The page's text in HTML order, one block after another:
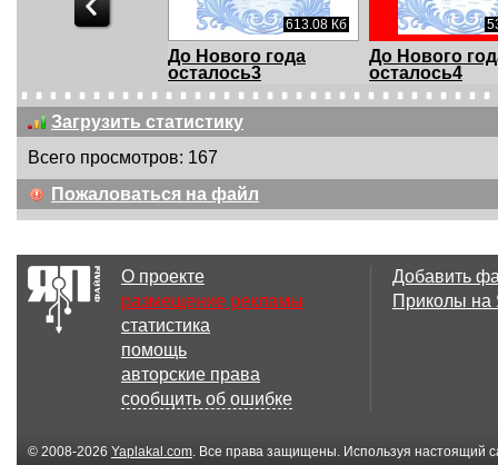
507.13 Кб 613.08 Кб
До Нового года
осталось3
До Нового
осталось4
501.37 Кб
года
975.2 Кб
До Нового года
До Нового
Загрузить статистику
Всего просмотров: 167
Пожаловаться на файл
О проекте
размещение рекламы
статистика
помощь
авторские права
сообщить об ошибке
Добавить
Приколы
© 2008-2026 Yaplakal.com. Все права защищены. Используя настоящий